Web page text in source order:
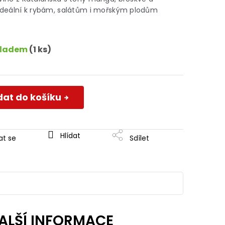
k rybám, salátům i mořským plodům
(1 ks)
do košíku
se Hlídat Sdílet
INFORMACE